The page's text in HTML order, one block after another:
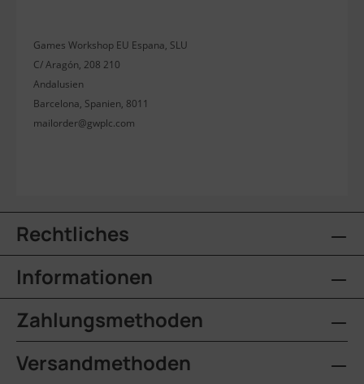
Games Workshop EU Espana, SLU
C/ Aragón, 208 210
Andalusien
Barcelona, Spanien, 8011
mailorder@gwplc.com
Rechtliches
Informationen
Zahlungsmethoden
Versandmethoden